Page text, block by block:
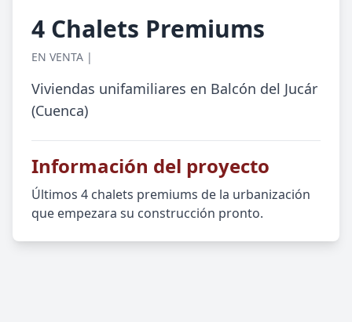
4 Chalets Premiums
EN VENTA |
Viviendas unifamiliares en Balcón del Jucár
(Cuenca)
Información del proyecto
Últimos 4 chalets premiums de la urbanización
que empezara su construcción pronto.